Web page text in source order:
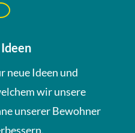
neue Ideen und
wir unsere
unserer Bewohner